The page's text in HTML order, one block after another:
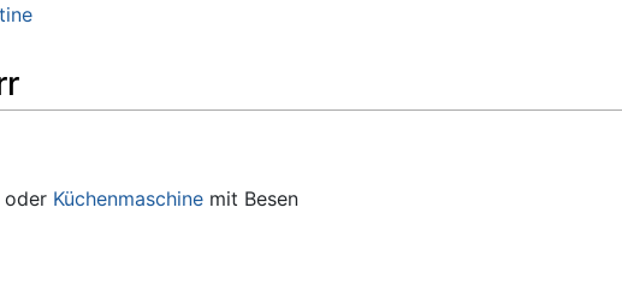
oder Küchenmaschinemit Besen